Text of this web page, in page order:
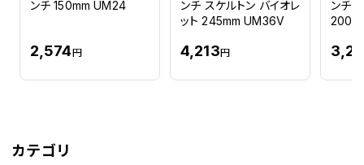
ンチ 150mm UM24
2,574円
ンチ スケルトン バイオレ
ット 245mm UM36V
4,213円
ンチ
カテゴリ